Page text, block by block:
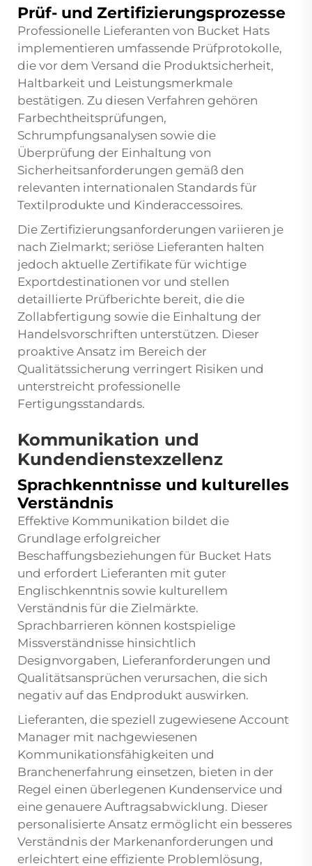
Prüf- und Zertifizierungsprozesse
Professionelle Lieferanten von Bucket Hats
implementieren umfassende Prüfprotokolle,
die vor dem Versand die Produktsicherheit,
Haltbarkeit und Leistungsmerkmale
bestätigen. Zu diesen Verfahren gehören
Farbechtheitsprüfungen,
Schrumpfungsanalysen sowie die
Überprüfung der Einhaltung von
Sicherheitsanforderungen gemäß den
relevanten internationalen Standards für
Textilprodukte und Kinderaccessoires.
Die Zertifizierungsanforderungen variieren je
nach Zielmarkt; seriöse Lieferanten halten
jedoch aktuelle Zertifikate für wichtige
Exportdestinationen vor und stellen
detaillierte Prüfberichte bereit, die die
Zollabfertigung sowie die Einhaltung der
Handelsvorschriften unterstützen. Dieser
proaktive Ansatz im Bereich der
Qualitätssicherung verringert Risiken und
unterstreicht professionelle
Fertigungsstandards.
Kommunikation und
Kundendienstexzellenz
Sprachkenntnisse und kulturelles
Verständnis
Effektive Kommunikation bildet die
Grundlage erfolgreicher
Beschaffungsbeziehungen für Bucket Hats
und erfordert Lieferanten mit guter
Englischkenntnis sowie kulturellem
Verständnis für die Zielmärkte.
Sprachbarrieren können kostspielige
Missverständnisse hinsichtlich
Designvorgaben, Lieferanforderungen und
Qualitätsansprüchen verursachen, die sich
negativ auf das Endprodukt auswirken.
Lieferanten, die speziell zugewiesene Account
Manager mit nachgewiesenen
Kommunikationsfähigkeiten und
Branchenerfahrung einsetzen, bieten in der
Regel einen überlegenen Kundenservice und
eine genauere Auftragsabwicklung. Dieser
personalisierte Ansatz ermöglicht ein besseres
Verständnis der Markenanforderungen und
erleichtert eine effiziente Problemlösung,